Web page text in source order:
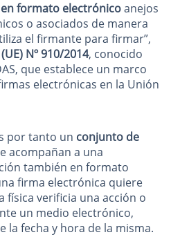
formato electrónicoanejos
o asociados de manera
el firmante para firmar”,
Nº 910/2014, conocido
que establece un marco
electrónicas en la Unión
por tanto un conjunto de
acompañan a una
también en formato
firma electrónica quiere
física verificia una acción o
un medio electrónico,
la fecha y hora de la misma.